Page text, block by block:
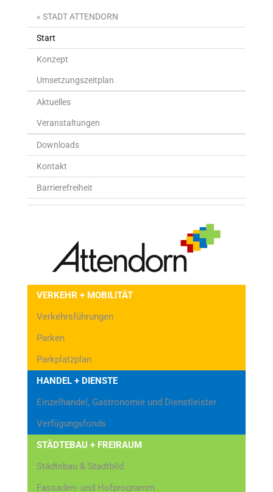
« STADT ATTENDORN
Start
Konzept
Umsetzungszeitplan
Aktuelles
Veranstaltungen
Downloads
Kontakt
Barrierefreiheit
VERKEHR + MOBILITÄT
Verkehrsführungen
Parken
Parkplatzplan
HANDEL + DIENSTE
Einzelhandel, Gastronomie und Dienstleister
Verfügungsfonds
STÄDTEBAU + FREIRAUM
Städtebau & Stadtbild
Fassaden- und Hofprogramm